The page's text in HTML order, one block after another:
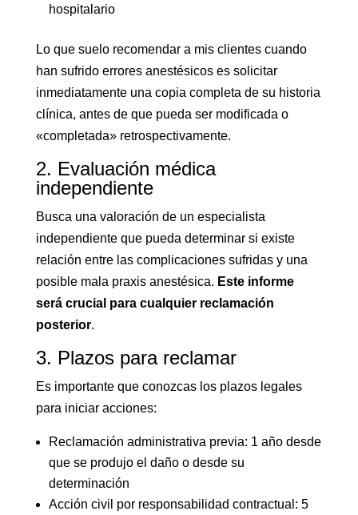
hospitalario
Lo que suelo recomendar a mis clientes cuando
han sufrido errores anestésicos es solicitar
inmediatamente una copia completa de su historia
clínica, antes de que pueda ser modificada o
«completada» retrospectivamente.
2. Evaluación médica
independiente
Busca una valoración de un especialista
independiente que pueda determinar si existe
relación entre las complicaciones sufridas y una
posible mala praxis anestésica. Este informe
será crucial para cualquier reclamación
posterior.
3. Plazos para reclamar
Es importante que conozcas los plazos legales
para iniciar acciones:
Reclamación administrativa previa: 1 año desde
que se produjo el daño o desde su
determinación
Acción civil por responsabilidad contractual: 5